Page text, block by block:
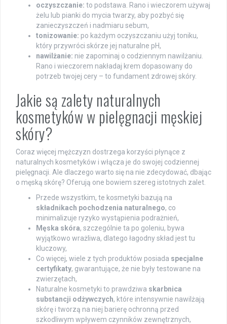
oczyszczanie: to podstawa. Rano i wieczorem używaj
żelu lub pianki do mycia twarzy, aby pozbyć się
zanieczyszczeń i nadmiaru sebum,
tonizowanie: po każdym oczyszczaniu użyj toniku,
który przywróci skórze jej naturalne pH,
nawilżanie: nie zapominaj o codziennym nawilżaniu.
Rano i wieczorem nakładaj krem dopasowany do
potrzeb twojej cery – to fundament zdrowej skóry.
Jakie są zalety naturalnych
kosmetyków w pielęgnacji męskiej
skóry?
Coraz więcej mężczyzn dostrzega korzyści płynące z
naturalnych kosmetyków i włącza je do swojej codziennej
pielęgnacji. Ale dlaczego warto się na nie zdecydować, dbając
o męską skórę? Oferują one bowiem szereg istotnych zalet.
Przede wszystkim, te kosmetyki bazują na
składnikach pochodzenia naturalnego, co
minimalizuje ryzyko wystąpienia podrażnień,
Męska skóra, szczególnie ta po goleniu, bywa
wyjątkowo wrażliwa, dlatego łagodny skład jest tu
kluczowy,
Co więcej, wiele z tych produktów posiada specjalne
certyfikaty, gwarantujące, że nie były testowane na
zwierzętach,
Naturalne kosmetyki to prawdziwa skarbnica
substancji odżywczych, które intensywnie nawilżają
skórę i tworzą na niej barierę ochronną przed
szkodliwym wpływem czynników zewnętrznych,